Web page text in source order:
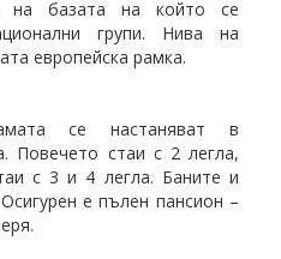
на базата на който се
групи. Нива на
европейска рамка.
се настаняват в
Повечето стаи с 2 легла,
с 3 и 4 легла. Баните и
е пълен пансион –